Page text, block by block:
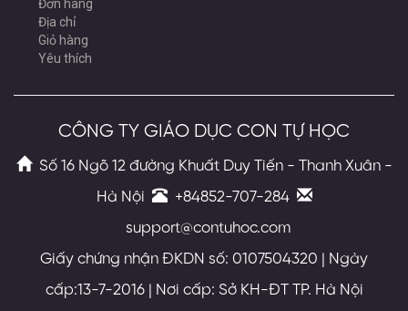
Đơn hàng
Địa chỉ
Giỏ hàng
Yêu thích
CÔNG TY GIÁO DỤC CON TỰ HỌC
Số 16 Ngõ 12 đường Khuất Duy Tiến - Thanh Xuân -
Hà Nội
+84852-707-284
support@contuhoc.com
Giấy chứng nhận ĐKDN số: 0107504320 | Ngày
cấp:13-7-2016 | Nơi cấp: Sở KH-ĐT TP. Hà Nội